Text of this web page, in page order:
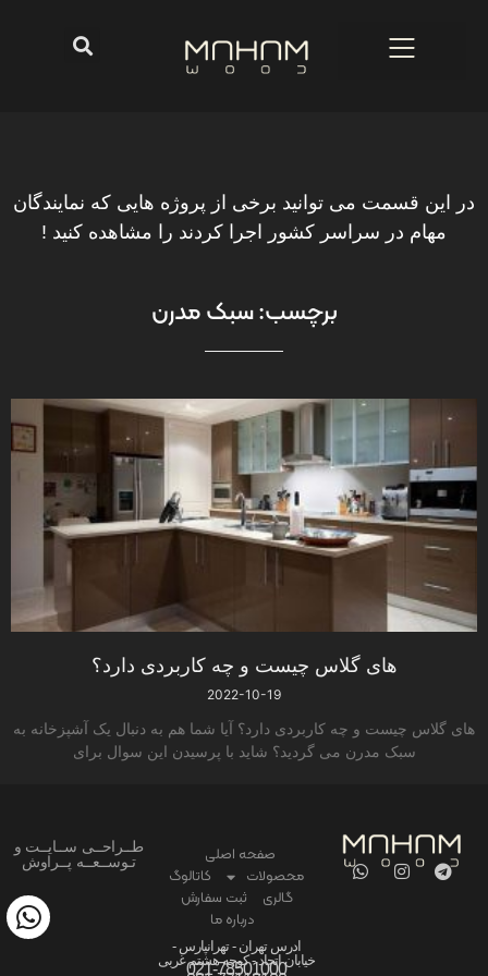
در این قسمت می توانید برخی از پروژه هایی که نمایندگان
مهام در سراسر کشور اجرا کردند را مشاهده کنید !
برچسب: سبک مدرن
های گلاس چیست و چه کاربردی دارد؟
2022-10-19
های گلاس چیست و چه کاربردی دارد؟ آیا شما هم به دنبال یک آشپزخانه به
سبک مدرن می گردید؟ شاید با پرسیدن این سوال برای
صفحه اصلی
محصولات
کاتالوگ
گالری
ثبت سفارش
درباره ما
ادرس تهران - تهرانپارس -
خیابان اتحاد - کوچه هشتم غربی
021-78501000
طــراحــی ســایــت و
تـوســعــه پــراوش